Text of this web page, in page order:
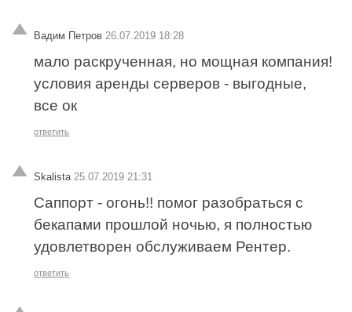
Вадим Петров 26.07.2019 18:28
мало раскрученная, но мощная компания!
условия аренды серверов - выгодные,
все ок
ответить
Skalista 25.07.2019 21:31
Саппорт - огонь!! помог разобраться с
бекапами прошлой ночью, я полностью
удовлетворен обслуживаем Рентер.
ответить